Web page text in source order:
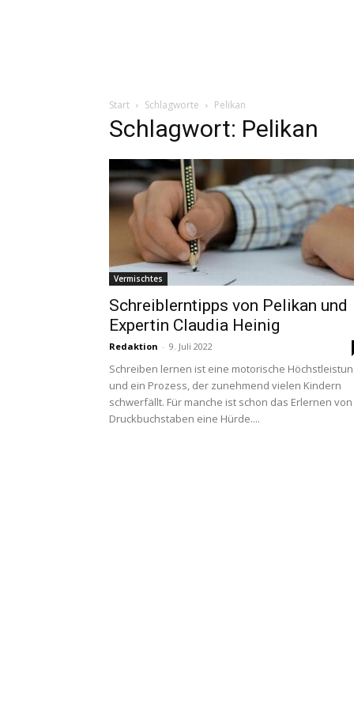
Start Schlagworte Pelikan
Schlagwort: Pelikan
Vermischtes
Schreiblerntipps von Pelikan und
Expertin Claudia Heinig
Redaktion - 9. Juli 2022
Schreiben lernen ist eine motorische
und ein Prozess, der zunehmend vielen Kindern
schwerfällt. Für manche ist schon das Erlernen von
Druckbuchstaben eine Hürde....